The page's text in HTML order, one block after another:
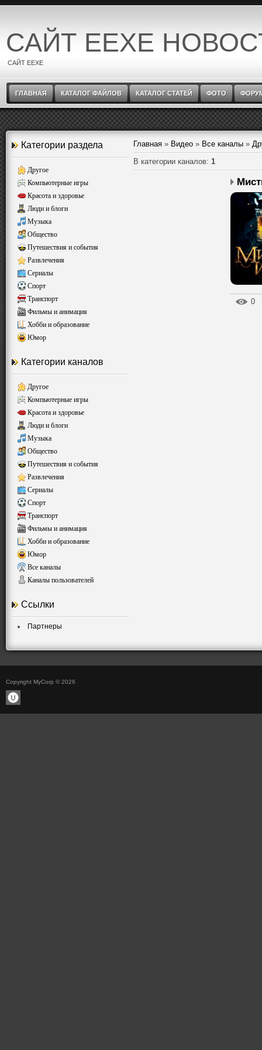
САЙТ EEXE
САЙТ EEXE
ГЛАВНАЯ КАТАЛОГ ФАЙЛОВ КАТАЛОГ СТАТЕЙ ФОТО
Категории раздела
Другое
Компьютерные игры
Красота и здоровье
Люди и блоги
Музыка
Общество
Путешествия и события
Развлечения
Сериалы
Спорт
Транспорт
Фильмы и анимация
Хобби и образование
Юмор
Категории каналов
Другое
Компьютерные игры
Красота и здоровье
Люди и блоги
Музыка
Общество
Путешествия и события
Развлечения
Сериалы
Спорт
Транспорт
Фильмы и анимация
Хобби и образование
Юмор
Все каналы
Каналы пользователей
Ссылки
Партнеры
Главная » Видео » Все каналы »
В категории каналов: 1
0
Copyright MyCorp © 2026